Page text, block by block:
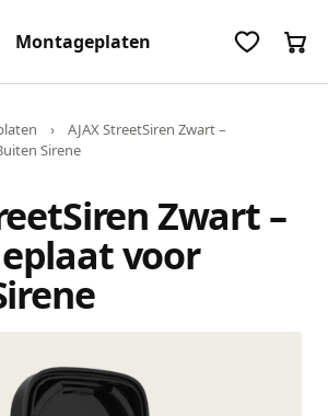
Montageplaten
›
AJAX StreetSiren Zwart –
Sirene
Zwart –
voor